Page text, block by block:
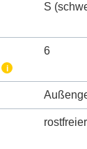
S
i
6